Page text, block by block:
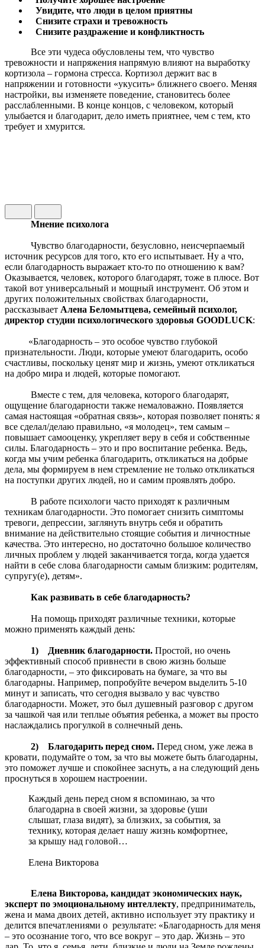
Увидите, что люди в целом приятны
Снизите страхи и тревожность
Снизите раздражение и конфликтность
Все эти чудеса обусловлены тем, что чувство
тревожности и напряжения напрямую влияют на выработку
кортизола – гормона стресса. Кортизол держит вас в
напряжении и готовности «укусить» ближнего своего. Меняя
настройки, вы изменяете поведение, становитесь более
расслабленными. В конце концов, с человеком, который
улыбается и благодарит, дело иметь приятнее, чем с тем, кто
требует и хмурится.
Мнение психолога
Чувство благодарности, безусловно, неисчерпаемый
источник ресурсов для того, кто его испытывает. Ну а что,
если благодарность выражает кто-то по отношению к вам?
Оказывается, человек, которого благодарят, тоже в плюсе. Вот
такой вот универсальный и мощный инструмент. Об этом и
других положительных свойствах благодарности,
рассказывает Алена Беломытцева, семейный психолог,
директор студии психологического здоровья GOODLUCK:
«Благодарность – это особое чувство глубокой
признательности. Люди, которые умеют благодарить, особо
счастливы, поскольку ценят мир и жизнь, умеют откликаться
на добро мира и людей, которые помогают.
Вместе с тем, для человека, которого благодарят,
ощущение благодарности также немаловажно. Появляется
самая настоящая «обратная связь», которая позволяет понять: я
все сделал/делаю правильно, «я молодец», тем самым –
повышает самооценку, укрепляет веру в себя и собственные
силы. Благодарность – это и про воспитание ребенка. Ведь,
когда мы учим ребенка благодарить, откликаться на добрые
дела, мы формируем в нем стремление не только откликаться
на поступки других людей, но и самим проявлять добро.
В работе психологи часто приходят к различным
техникам благодарности. Это помогает снизить симптомы
тревоги, депрессии, заглянуть внутрь себя и обратить
внимание на действительно стоящие события и личностные
качества. Это интересно, но достаточно большое количество
личных проблем у людей заканчивается тогда, когда удается
найти в себе слова благодарности самым близким: родителям,
супругу(е), детям».
Как развивать в себе благодарность?
На помощь приходят различные техники, которые
можно применять каждый день:
1) Дневник благодарности. Простой, но очень
эффективный способ привнести в свою жизнь больше
благодарности, – это фиксировать на бумаге, за что вы
благодарны. Например, попробуйте вечером выделить 5-10
минут и записать, что сегодня вызвало у вас чувство
благодарности. Может, это был душевный разговор с другом
за чашкой чая или теплые объятия ребенка, а может вы просто
наслаждались прогулкой в солнечный день.
2) Благодарить перед сном. Перед сном, уже лежа в
кровати, подумайте о том, за что вы можете быть благодарны,
это поможет лучше и спокойнее заснуть, а на следующий день
проснуться в хорошем настроении.
Каждый день перед сном я вспоминаю, за что
благодарна в своей жизни, за здоровье (уши
слышат, глаза видят), за близких, за события, за
технику, которая делает нашу жизнь комфортнее,
за крышу над головой…
Елена Викторова
Елена Викторова, кандидат экономических наук,
эксперт по эмоциональному интеллекту, предприниматель,
жена и мама двоих детей, активно использует эту практику и
делится впечатлениями о результате: «Благодарность для меня
– это осознание того, что все вокруг – это дар. Жизнь – это